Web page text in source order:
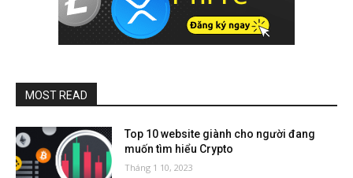
MOST READ
Top 10 website giành cho người đang
muốn tìm hiểu Crypto
Tháng 1 10, 2023